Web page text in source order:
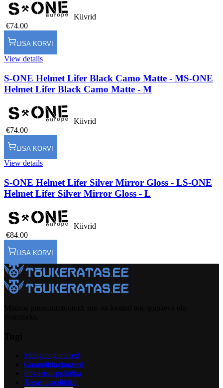
Kiivrid
€74.00
LISA KORVI
View details
S-ONE Helmet Lifer Black Camo Matte - MS-ONE
Helmet Lifer Black Camo Matte - M
Kiivrid
€74.00
LISA KORVI
View details
S-ONE Helmet Lifer Silver Mirror Gloss - LS-ONE
Helmet Lifer Silver Mirror Gloss - L
Kiivrid
€84.00
LISA KORVI
Müügitingimused
Garantiitingimused
Privaatsuspoliitika
Tagastuspoliitika